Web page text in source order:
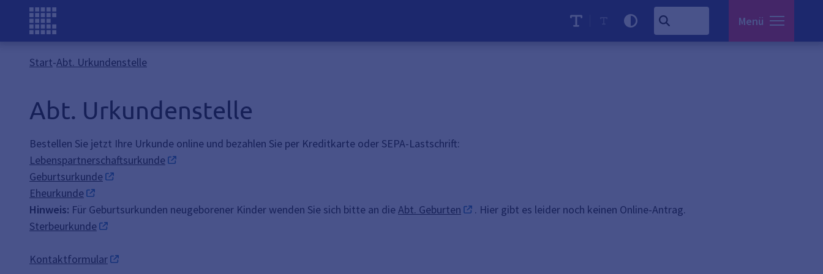
Menü
Start-Abt. Urkundenstelle
Abt. Urkundenstelle
Bestellen Sie jetzt Ihre Urkunde online und bezahlen Sie per Kreditkarte oder SEPA-Lastschrift:
Lebenspartnerschaftsurkunde
Geburtsurkunde
Eheurkunde
Hinweis: Für Geburtsurkunden neugeborener Kinder wenden Sie sich bitte an dieAbt. Geburten
. Hier gibt es leider noch keinen Online-Antrag.
Sterbeurkunde
Kontaktformular